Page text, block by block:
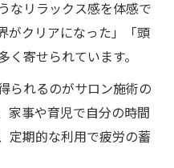
なリラックス感を体感で
がクリアになった」「頭
寄せられています。
られるのがサロン施術の
家事や育児で自分の時間
定期的な利用で疲労の蓄